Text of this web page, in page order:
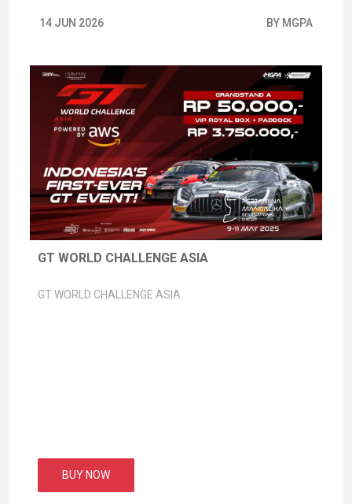
14 JUN 2026 BY MGPA
GT WORLD CHALLENGE ASIA
GT WORLD CHALLENGE ASIA
BUY NOW